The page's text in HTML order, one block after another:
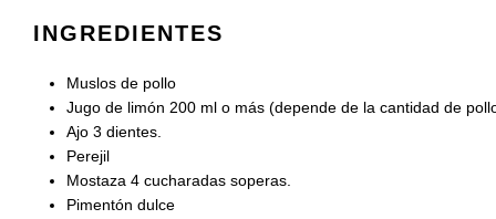
INGREDIENTES
Muslos de pollo
Jugo de limón 200 ml o más (depende de la cantidad de
Ajo 3 dientes.
Perejil
Mostaza 4 cucharadas soperas.
Pimentón dulce